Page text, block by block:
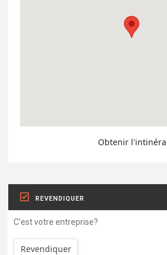
Obtenir
REVENDIQUER
C'est votre entreprise?
Revendiquer